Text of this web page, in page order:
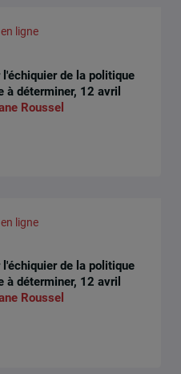
ligne
de la politique
à déterminer, 12 avril
Roussel
ligne
de la politique
à déterminer, 12 avril
Roussel